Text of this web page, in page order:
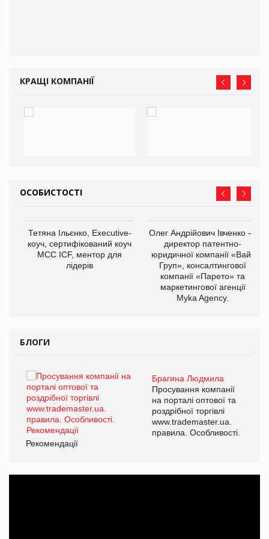
КРАЩІ КОМПАНІЇ
ОСОБИСТОСТІ
Тетяна Ільєнко, Executive-
коуч, сертифікований коуч
МСС ICF, ментор для
лідерів
Олег Андрійович Івченко —
директор патентно-
юридичної компанії «Вайз
Груп», консалтингової
компанії «Парето» та
маркетингової агенції
Myka Agency.
БЛОГИ
Брагина Людмила
Просування компанії
на порталі оптової та
роздрібної торгівлі
www.trademaster.ua.
правила. Особливості.
Рекомендації